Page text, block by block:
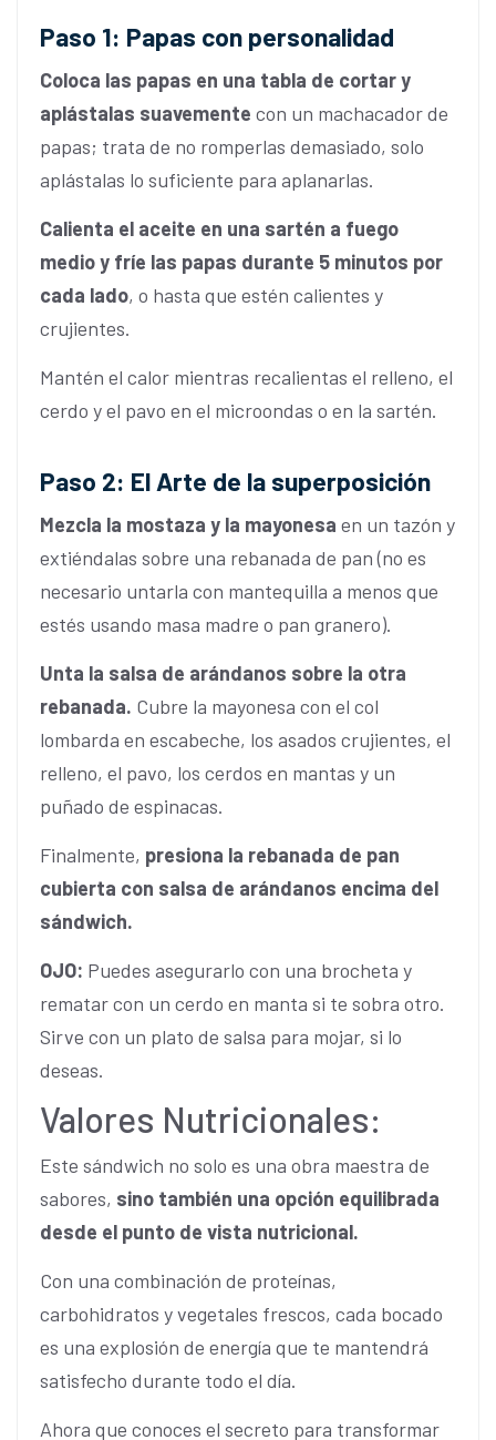
Paso 1: Papas con personalidad
Coloca las papas en una tabla de cortar y
aplástalas suavemente con un machacador de
papas; trata de no romperlas demasiado, solo
aplástalas lo suficiente para aplanarlas.
Calienta el aceite en una sartén a fuego
medio y fríe las papas durante 5 minutos por
cada lado, o hasta que estén calientes y
crujientes.
Mantén el calor mientras recalientas el relleno, el
cerdo y el pavo en el microondas o en la sartén.
Paso 2: El Arte de la superposición
Mezcla la mostaza y la mayonesa en un tazón y
extiéndalas sobre una rebanada de pan (no es
necesario untarla con mantequilla a menos que
estés usando masa madre o pan granero).
Unta la salsa de arándanos sobre la otra
rebanada. Cubre la mayonesa con el col
lombarda en escabeche, los asados crujientes, el
relleno, el pavo, los cerdos en mantas y un
puñado de espinacas.
Finalmente, presiona la rebanada de pan
cubierta con salsa de arándanos encima del
sándwich.
OJO: Puedes asegurarlo con una brocheta y
rematar con un cerdo en manta si te sobra otro.
Sirve con un plato de salsa para mojar, si lo
deseas.
Valores Nutricionales:
Este sándwich no solo es una obra maestra de
sabores, sino también una opción equilibrada
desde el punto de vista nutricional.
Con una combinación de proteínas,
carbohidratos y vegetales frescos, cada bocado
es una explosión de energía que te mantendrá
satisfecho durante todo el día.
Ahora que conoces el secreto para transformar